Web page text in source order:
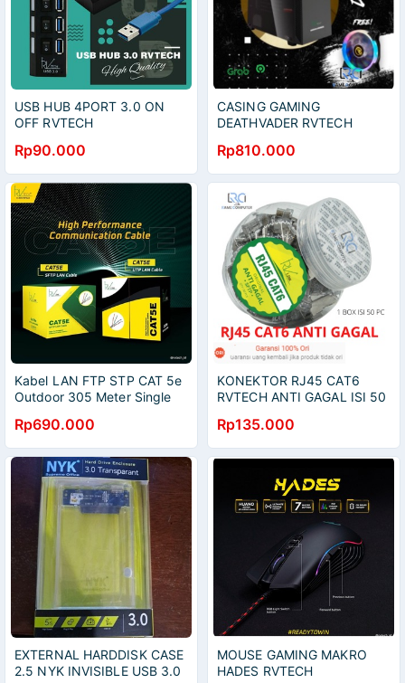
USB HUB 4PORT 3.0 ON
OFF RVTECH
Rp90.000
CASING GAMING
DEATHVADER RVTECH
PSU) CASE CPU KOMPUTER
RV TECH
Rp810.000
Kabel LAN FTP STP CAT 5e
Outdoor 305 Meter Single
Rp690.000
KONEKTOR RJ45 CAT6
RVTECH ANTI GAGAL ISI 50
Rp135.000
EXTERNAL HARDDISK CASE
2.5 NYK INVISIBLE USB 3.0
MOUSE GAMING MAKRO
HADES RVTECH